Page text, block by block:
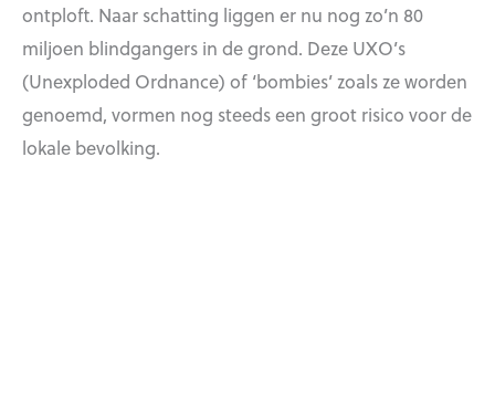
ontploft. Naar schatting liggen er nu nog zo’n 80
miljoen blindgangers in de grond. Deze UXO’s
(Unexploded Ordnance) of ‘bombies’ zoals ze worden
genoemd, vormen nog steeds een groot risico voor de
lokale bevolking.